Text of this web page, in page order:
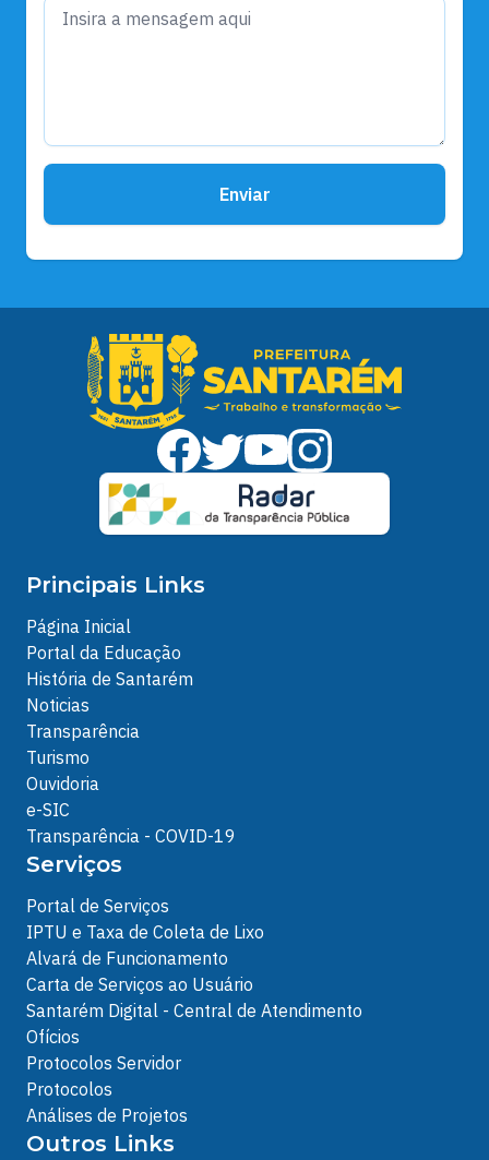
Enviar
Principais Links
Página Inicial
Portal da Educação
História de Santarém
Noticias
Transparência
Turismo
Ouvidoria
e-SIC
Transparência - COVID-19
Serviços
Portal de Serviços
IPTU e Taxa de Coleta de Lixo
Alvará de Funcionamento
Carta de Serviços ao Usuário
Santarém Digital - Central de Atendimento
Ofícios
Protocolos Servidor
Protocolos
Análises de Projetos
Outros Links